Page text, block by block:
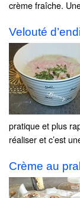
crème fraîche.
Velouté
pratique et plus
réaliser et c’est
Crème au